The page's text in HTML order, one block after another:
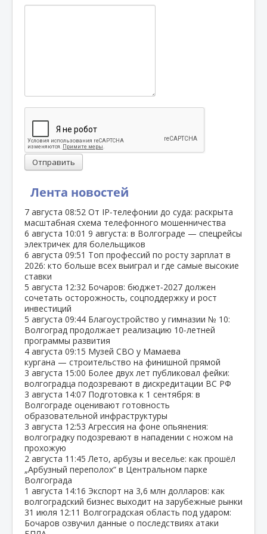
Лента новостей
7 августа 08:52 От IP‑телефонии до суда: раскрыта
масштабная схема телефонного мошенничества
6 августа 10:01 9 августа: в Волгограде — спецрейсы
электричек для болельщиков
6 августа 09:51 Топ профессий по росту зарплат в
2026: кто больше всех выиграл и где самые высокие
ставки
5 августа 12:32 Бочаров: бюджет‑2027 должен
сочетать осторожность, соцподдержку и рост
инвестиций
5 августа 09:44 Благоустройство у гимназии № 10:
Волгоград продолжает реализацию 10‑летней
программы развития
4 августа 09:15 Музей СВО у Мамаева
кургана — строительство на финишной прямой
3 августа 15:00 Более двух лет публиковал фейки:
волгоградца подозревают в дискредитации ВС РФ
3 августа 14:07 Подготовка к 1 сентября: в
Волгограде оценивают готовность
образовательной инфраструктуры
3 августа 12:53 Агрессия на фоне опьянения:
волгоградку подозревают в нападении с ножом на
прохожую
2 августа 11:45 Лето, арбузы и веселье: как прошёл
„Арбузный переполох“ в Центральном парке
Волгограда
1 августа 14:16 Экспорт на 3,6 млн долларов: как
волгоградский бизнес выходит на зарубежные рынки
31 июля 12:11 Волгоградская область под ударом:
Бочаров озвучил данные о последствиях атаки
Отправить